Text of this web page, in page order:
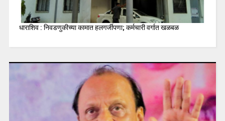
धाराशिव : निवडणुकीच्या कामात हलगर्जीपणा; कर्मचारी वर्गात खळबळ